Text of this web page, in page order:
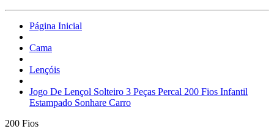
Página Inicial
Cama
Lençóis
Jogo De Lençol Solteiro 3 Peças Percal 200 Fios Infantil
Estampado Sonhare Carro
200 Fios